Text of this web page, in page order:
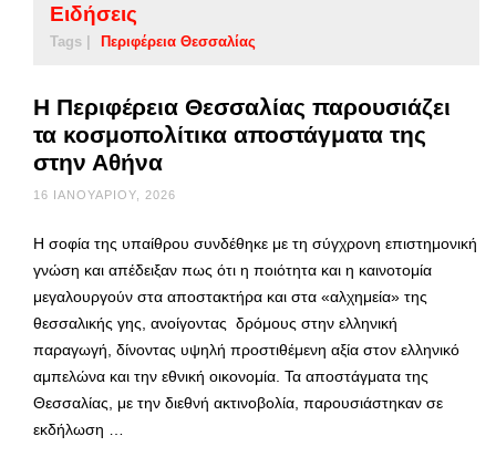
Ειδήσεις
Tags | Περιφέρεια Θεσσαλίας
Η Περιφέρεια Θεσσαλίας παρουσιάζει
τα κοσμοπολίτικα αποστάγματα της
στην Αθήνα
16 ΙΑΝΟΥΑΡΊΟΥ, 2026
Η σοφία της υπαίθρου συνδέθηκε με τη σύγχρονη επιστημονική
γνώση και απέδειξαν πως ότι η ποιότητα και η καινοτομία
μεγαλουργούν στα αποστακτήρα και στα «αλχημεία» της
θεσσαλικής γης, ανοίγοντας δρόμους στην ελληνική
παραγωγή, δίνοντας υψηλή προστιθέμενη αξία στον ελληνικό
αμπελώνα και την εθνική οικονομία. Τα αποστάγματα της
Θεσσαλίας, με την διεθνή ακτινοβολία, παρουσιάστηκαν σε
εκδήλωση …